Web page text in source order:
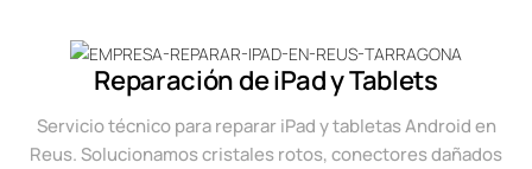
Reparación de iPad y Tablets
Servicio técnico para reparar iPad y tabletas Android en
Reus. Solucionamos cristales rotos, conectores dañados